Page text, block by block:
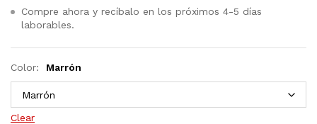
Compre ahora y recíbalo en los próximos 4-5 días
laborables.
Color: Marrón
Clear